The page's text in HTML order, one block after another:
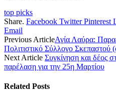
top picks
Share. Facebook Twitter Pinterest
Email
Previous ArticleΑγία Λαύρα:
Πολιτιστικό Σύλλογο Σκεπαστού
Next Article Συγκίνηση και δέος
παρέλαση για την 25η Μαρτίου
Related Posts